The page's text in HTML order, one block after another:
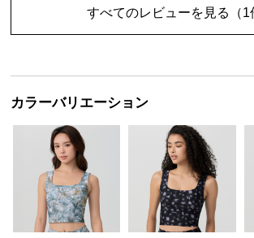
すべてのレビューを見る （1
カラーバリエーション